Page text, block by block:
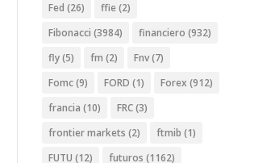
Fed (26) ffie (2)
Fibonacci (3984) financiero (932)
fly(5) fm (2) Fnv(7)
Fomc(9) FORD (1) Forex (912)
francia (10) FRC(3)
frontier markets (2) ftmib (1)
FUTU (12) futuros (1162)